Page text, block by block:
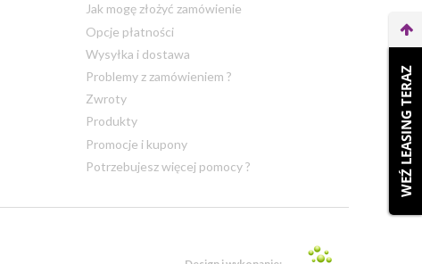
Jak mogę złożyć zamówienie
Opcje płatności
Wysyłka i dostawa
Problemy z zamówieniem ?
Zwroty
Produkty
Promocje i kupony
Potrzebujesz więcej pomocy ?
WEŹ LEASING TERAZ